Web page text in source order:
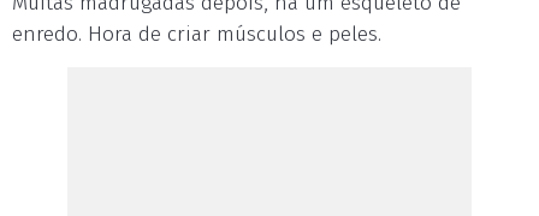
enredo. Hora de criar músculos e peles.